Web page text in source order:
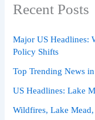
Recent Posts
Major US Headlines:
Policy Shifts
Top Trending News
US Headlines: Lake
Wildfires, Lake